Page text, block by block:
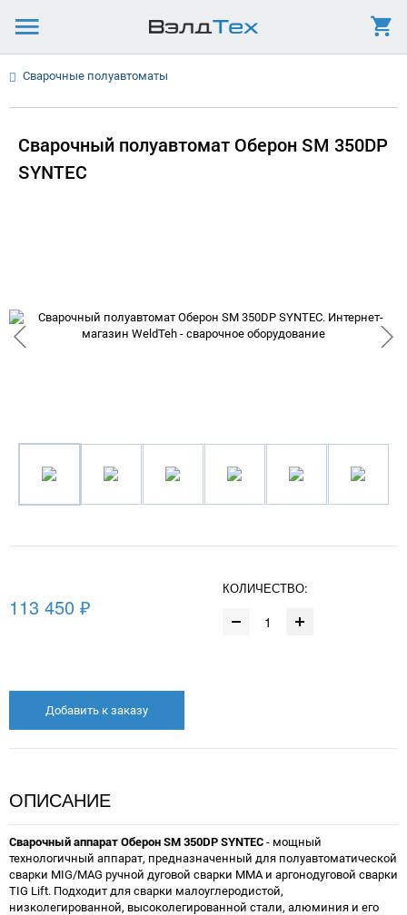
Сварочные полуавтоматы
Сварочный полуавтомат Оберон SM 350DP
SYNTEC
113 450 ₽
КОЛИЧЕСТВО:
Добавить к заказу
ОПИСАНИЕ
Сварочный аппарат Оберон SM 350DP SYNTEC - мощный
технологичный аппарат, предназначенный для полуавтоматической
сварки MIG/MAG ручной дуговой сварки MMA и аргонодуговой сварки
TIG Lift. Подходит для сварки малоуглеродистой,
низколегированной, высоколегированной стали, алюминия и его